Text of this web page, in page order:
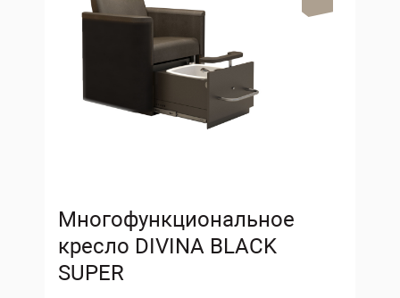
Многофункциональное
кресло DIVINA BLACK
SUPER